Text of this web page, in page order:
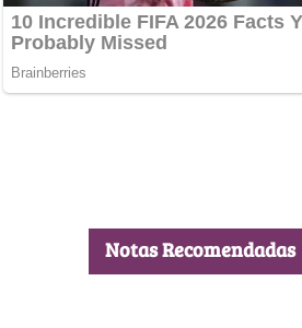
Notas Recomendadas